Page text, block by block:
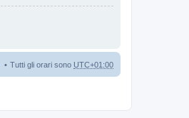
Tutti gli orari sono UTC+01:00